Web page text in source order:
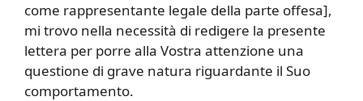
come rappresentante legale della parte offesa],
mi trovo nella necessità di redigere la presente
lettera per porre alla Vostra attenzione una
questione di grave natura riguardante il Suo
comportamento.